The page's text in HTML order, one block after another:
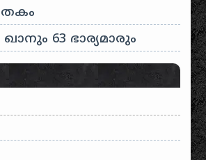
63 ഭാര്യമാരും